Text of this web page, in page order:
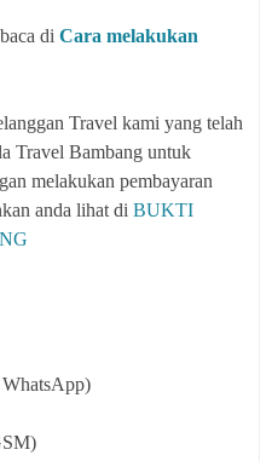
di Cara melakukan
Travel kami yang telah
Travel Bambang untuk
melakukan pembayaran
anda lihat di BUKTI